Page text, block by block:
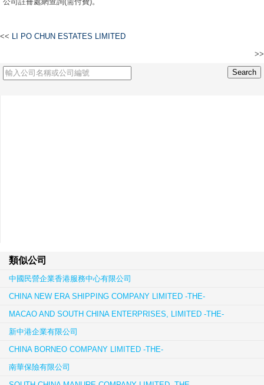
<< LI PO CHUN ESTATES LIMITED
>>
類似公司
中國民營企業香港服務中心有限公司
CHINA NEW ERA SHIPPING COMPANY LIMITED -THE-
MACAO AND SOUTH CHINA ENTERPRISES, LIMITED -THE-
新中港企業有限公司
CHINA BORNEO COMPANY LIMITED -THE-
南華保險有限公司